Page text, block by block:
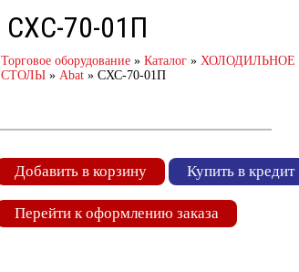
СХС-70-01П
Торговое оборудование » Каталог » ХОЛОДИЛЬНОЕ
СТОЛЫ » Abat » СХС-70-01П
Добавить в корзину Купить в кредит
Перейти к оформлению заказа